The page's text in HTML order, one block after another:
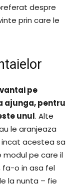
despre
prin care le
pe
ajunga, pentru
unul. Alte
le aranjeaza
acestea sa
pe care il
fa-o in asa fel
la nunta – fie